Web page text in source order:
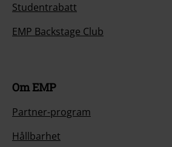
Studentrabatt
EMP Backstage Club
Om EMP
Partner-program
Hållbarhet